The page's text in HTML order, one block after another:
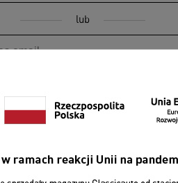
lub
ZALOGUJ SIĘ